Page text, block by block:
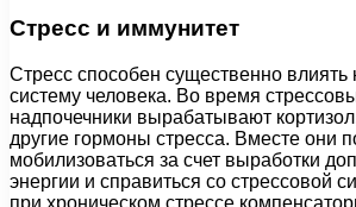
Стресс и иммунитет
Стресс способен существенно
систему человека. Во время
надпочечники вырабатывают
другие гормоны стресса. Вместе они
мобилизоваться за счет выработки
энергии и справиться со стрессовой